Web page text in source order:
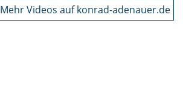
Mehr Videos auf konrad-adenauer.de